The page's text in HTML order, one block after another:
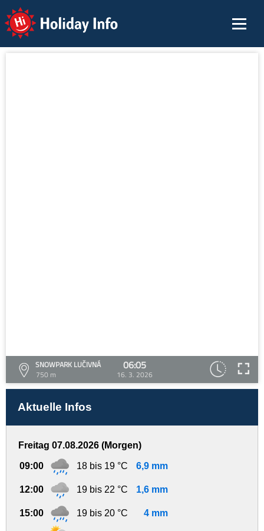
Holiday Info
SNOWPARK LUČIVNÁ
750 m
06:05
16. 3. 2026
Aktuelle Infos
Freitag 07.08.2026 (Morgen)
09:00 18 bis 19 °C 6,9 mm
12:00 19 bis 22 °C 1,6 mm
15:00 19 bis 20 °C 4 mm